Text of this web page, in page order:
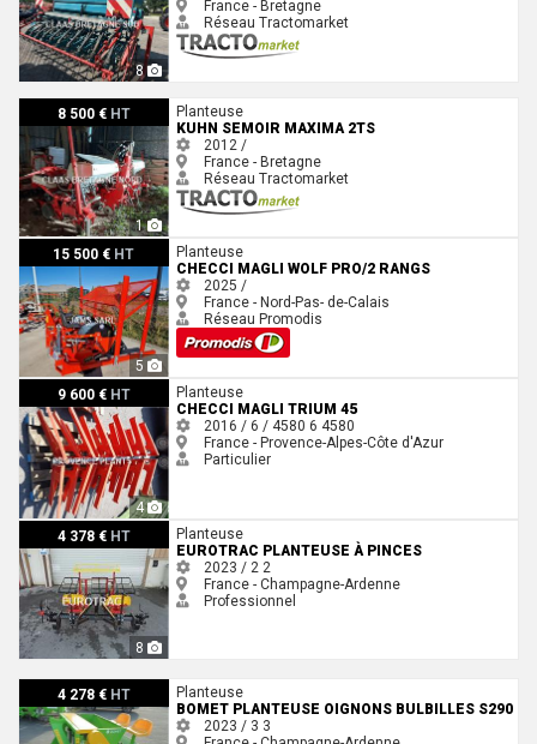
8
France - Bretagne
Réseau Tractomarket
8 500 € HT
1
Kuhn SEMOIR MAXIMA 2TSPlanteuse
KUHN SEMOIR MAXIMA 2TS
2012 /
France - Bretagne
Réseau Tractomarket
15 500 € HT
5
Checci Magli WOLF PRO/2 RANGS
Planteuse
CHECCI MAGLI WOLF PRO/2 RANGS
2025 /
France - Nord-Pas- de-Calais
Réseau Promodis
9 600 € HT
4
Checci Magli TRIUM 45
Planteuse
CHECCI MAGLI TRIUM 45
2016 / 6 / 4580 6 4580
France - Provence-Alpes-Côte d'Azur
Particulier
4 378 € HT
8
Eurotrac Planteuse à PincesPlanteuse
EUROTRAC PLANTEUSE À PINCES
2023 / 2 2
France - Champagne-Ardenne
Professionnel
4 278 € HT
Bomet PLANTEUSE OIGNONS BULBILLES S290
Planteuse
BOMET PLANTEUSE OIGNONS BULBILLES S290
2023 / 3 3